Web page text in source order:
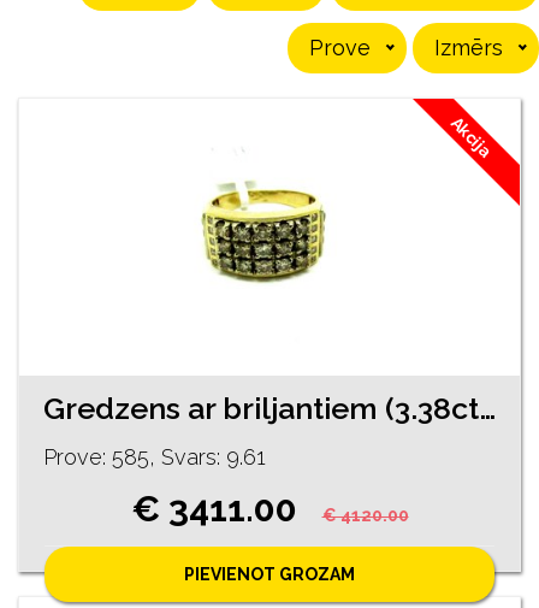
Izmērs
Prove
Akcija
Gredzens ar briljantiem (3.38ct) 14490-4051
Prove: 585, Svars: 9.61
€ 3411.00€ 4120.00
PIEVIENOT GROZAM